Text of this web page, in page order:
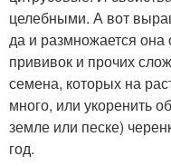
целебными. А вот
да и размножается она
прививок и прочих
семена, которых на
много, или укоренить
земле или песке)
год.